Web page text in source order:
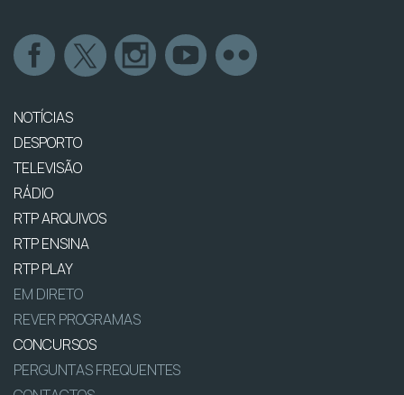
NOTÍCIAS
DESPORTO
TELEVISÃO
RÁDIO
RTP ARQUIVOS
RTP ENSINA
RTP PLAY
EM DIRETO
REVER PROGRAMAS
CONCURSOS
PERGUNTAS FREQUENTES